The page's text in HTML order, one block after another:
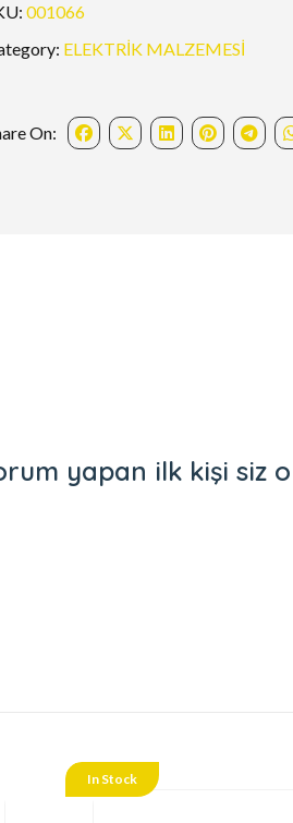
001066
ELEKTRİK MALZEMESİ
On:
yapan ilk kişi siz
In Stock